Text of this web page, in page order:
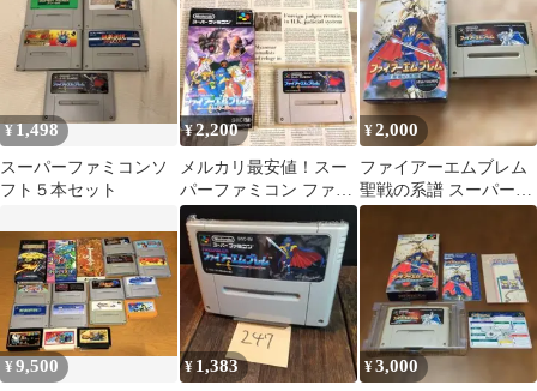
mDD071 ● ★
¥1,498
スーパーファミコンソ
フト５本セット
¥2,200
メルカリ最安値！スー
パーファミコン ファイ
アーエンブレム紋章の
謎 箱付説明書無
¥2,000
ファイアーエムブレム
聖戦の系譜 スーパーフ
ァミコン ソフト
¥9,500 ¥ 1,383 ¥3,000